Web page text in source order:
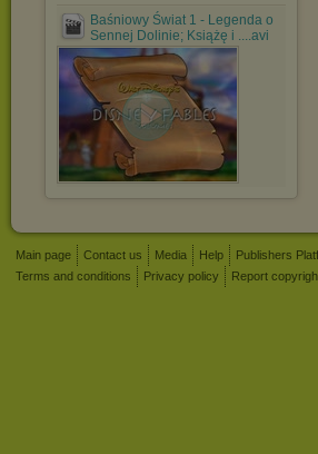
Baśniowy Świat 1 - Legenda o
Sennej Dolinie; Książę i ....avi
Main page Contact us Media Help
Publishers
Terms and conditions
Privacy policy Report